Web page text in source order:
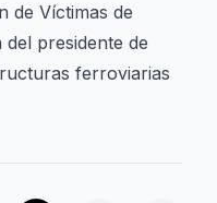
de Víctimas de
del presidente de
ferroviarias